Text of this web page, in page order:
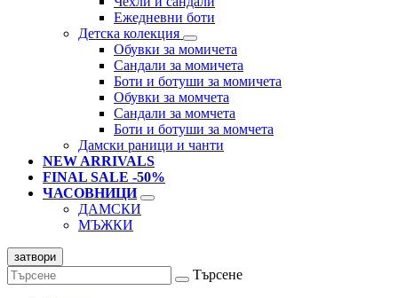
Ежедневни боти
Детска колекция
Обувки за момичета
Сандали за момичета
Боти и ботуши за момичета
Обувки за момчета
Сандали за момчета
Боти и ботуши за момчета
Дамски раници и чанти
NEW ARRIVALS
FINAL SALE -50%
ЧАСОВНИЦИ
ДАМСКИ
МЪЖКИ
затвори
Търсене